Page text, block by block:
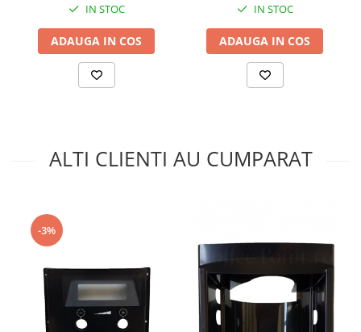
IN STOC
ADAUGA IN COS
IN STOC
ADAUGA IN COS
ALTI CLIENTI AU CUMPARAT
-3%